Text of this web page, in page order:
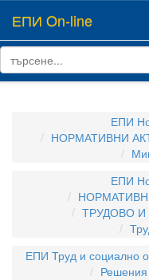
ЕПИ On-line
ЕПИ
НОРМАТИВНИ
ЕПИ
ТРУДОВО
ЕПИ Труд и социално
Решения